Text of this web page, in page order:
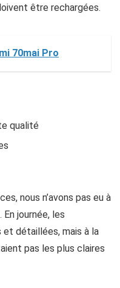
être rechargées.
70mai Pro
qualité
nous n’avons pas eu à
journée, les
détaillées, mais à la
pas les plus claires